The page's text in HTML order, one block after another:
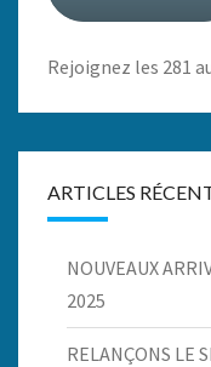
Rejoignez les 281
ARTICLES
NOUVEAUX
2025
RELANÇONS LE